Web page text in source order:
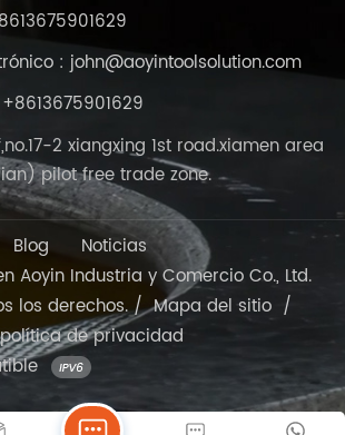
: john@aoyintoolsolution.com
2 xiangxing 1st road.xiamen area
pilot free trade zone.
Blog
Noticias
Aoyin Industria y Comercio Co., Ltd.
los derechos. /Mapa del sitio /
política de privacidad